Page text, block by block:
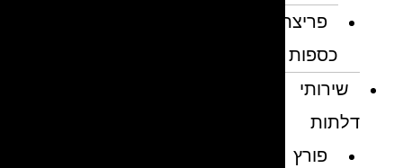
פריצת
כספות
שירותי
דלתות
פורץ